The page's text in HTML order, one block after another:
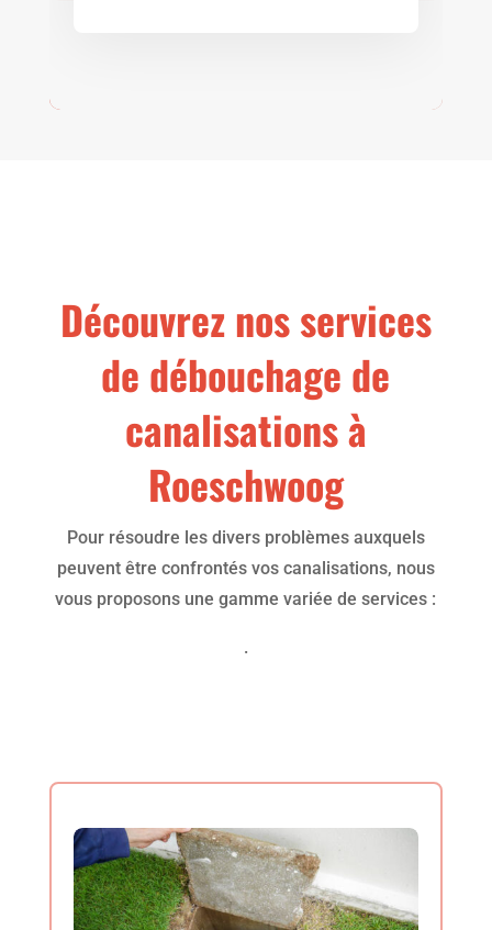
Découvrez nos services
de débouchage de
canalisations à
Roeschwoog
Pour résoudre les divers problèmes auxquels
peuvent être confrontés vos canalisations, nous
vous proposons une gamme variée de services :
.